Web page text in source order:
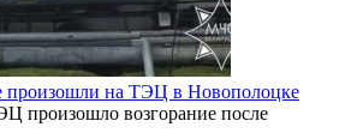
произошли на ТЭЦ в Новополоцке
произошло возгорание после